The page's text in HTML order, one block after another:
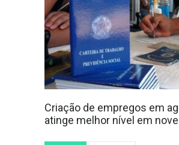
Criação de empregos em
atinge melhor nível em